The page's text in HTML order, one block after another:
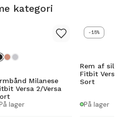
kategori
Milanese
Versa 2/Versa
lager
-15%
Rem af
Fitbit Versa
Sort
På lager